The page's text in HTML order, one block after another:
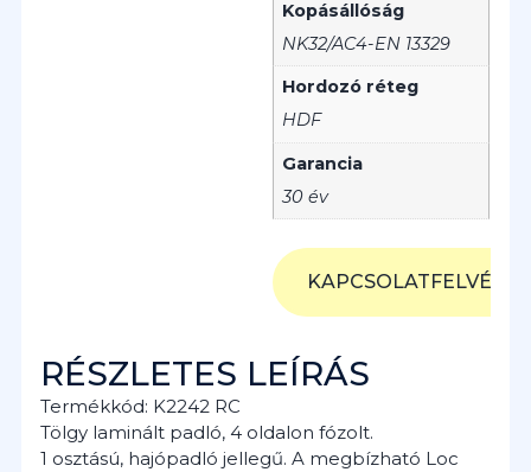
Kopásállóság
NK32/AC4-EN 13329
Hordozó réteg
HDF
Garancia
30 év
KAPCSOLATFELVÉTEL
RÉSZLETES LEÍRÁS
Termékkód: K2242 RC
Tölgy laminált padló, 4 oldalon fózolt.
1 osztású, hajópadló jellegű. A megbízható Loc